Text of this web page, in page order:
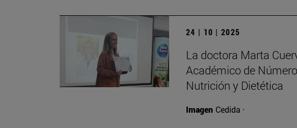
24 | 10 | 2025
La doctora Marta
Académico de
Nutrición y Dietética
Imagen Cedida ·